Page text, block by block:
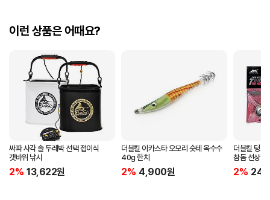
이런 상품은 어때요?
싸파 사각 솔 두레박 선택 접이식
갯바위 낚시
2% 13,622원
더블킬 이카스타 오모리 슷테 옥수수
40g 한치
2% 4,900원
더블킬 텅스
참돔 선상낚
2%